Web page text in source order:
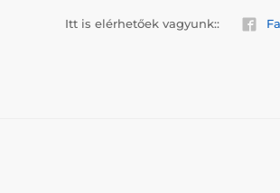
Itt is elérhetőek vagyunk::